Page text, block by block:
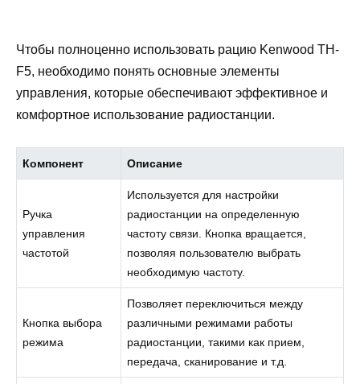
Чтобы полноценно использовать рацию Kenwood TH-
F5, необходимо понять основные элементы
управления, которые обеспечивают эффективное и
комфортное использование радиостанции.
Компонент Описание
Ручка
управления
частотой
Используется для настройки
радиостанции на определенную
частоту связи. Кнопка вращается,
позволяя пользователю выбрать
необходимую частоту.
Кнопка выбора
режима
Позволяет переключиться между
различными режимами работы
радиостанции, такими как прием,
передача, сканирование и т.д.